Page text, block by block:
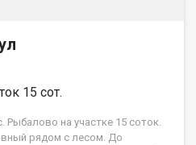
15 сот.
Рыбалово на участке 15 соток.
рядом с лесом. До